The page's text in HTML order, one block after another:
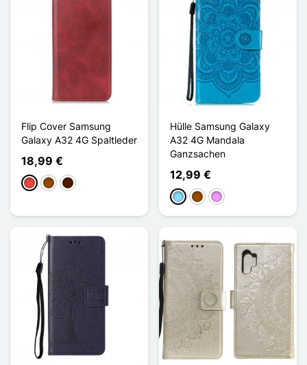
Flip Cover Samsung
Galaxy A32 4G Spaltleder
18,99 €
Rot BraunDunkelbraun
Hülle Samsung Galaxy
A32 4G Mandala
Ganzsachen
12,99 €
Hellblau
BraunHellviolett